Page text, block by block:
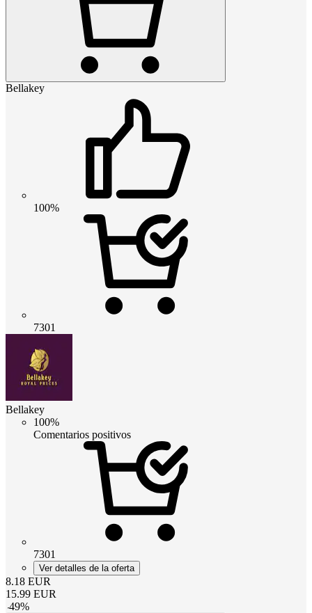
Bellakey
100%
7301
Bellakey
100%
Comentarios positivos
7301
Ver detalles de la oferta
8.18 EUR
15.99 EUR
-49%